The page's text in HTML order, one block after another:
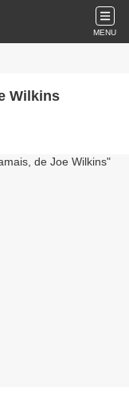
MENU
Wilkins